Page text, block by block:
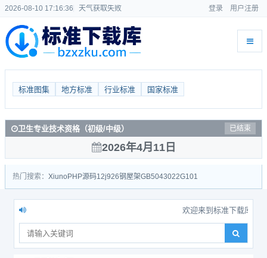
2026-08-10 17:16:36 天气获取失败 登录 用户注册
标准图集 地方标准 行业标准 国家标准
卫生专业技术资格（初级/中级） 已结束
2026年4月11日
热门搜索： Xiuno PHP源码12j926钢屋架GB5043022G101
欢迎来到标准下载库，考友